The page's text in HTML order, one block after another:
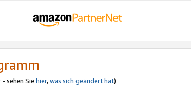
sehen Sie hier,was sich geändert hat)